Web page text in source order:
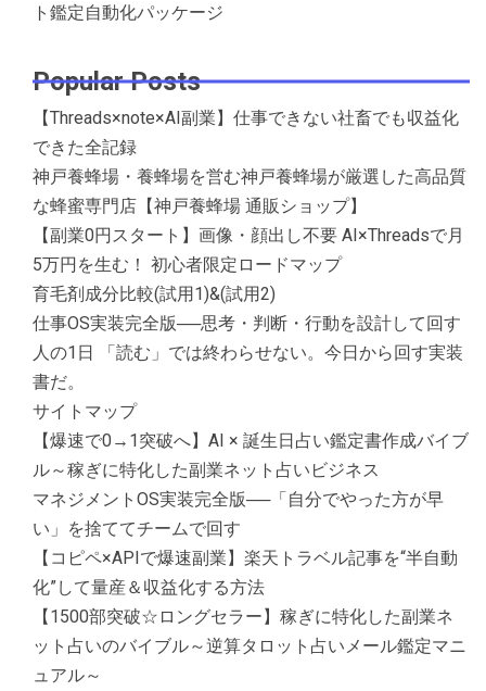
ト鑑定自動化パッケージ
Popular Posts
【Threads×note×AI副業】仕事できない社畜でも収益化
できた全記録
神戸養蜂場・養蜂場を営む神戸養蜂場が厳選した高品質
な蜂蜜専門店【神戸養蜂場 通販ショップ】
【副業0円スタート】画像・顔出し不要 AI×Threadsで月
5万円を生む！ 初心者限定ロードマップ
育毛剤成分比較(試用1)&(試用2)
仕事OS実装完全版──思考・判断・行動を設計して回す
人の1日 「読む」では終わらせない。今日から回す実装
書だ。
サイトマップ
【爆速で0→1突破へ】AI × 誕生日占い鑑定書作成バイブ
ル～稼ぎに特化した副業ネット占いビジネス
マネジメントOS実装完全版──「自分でやった方が早
い」を捨ててチームで回す
【コピペ×APIで爆速副業】楽天トラベル記事を“半自動
化”して量産＆収益化する方法
【1500部突破☆ロングセラー】稼ぎに特化した副業ネ
ット占いのバイブル～逆算タロット占いメール鑑定マニ
ュアル～